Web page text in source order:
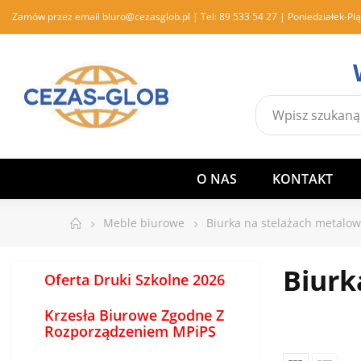
Zamów przez email biuro@cezasglob.pl | Tel:89 533 54 27 | Poniedziałek-
O NAS KONTAKT
Meble biurowe Biurka na stelażach
Oferta Druki Szkolne 2026
Krzesła Biurowe Zgodne Z
Rozporządzeniem MPiPS